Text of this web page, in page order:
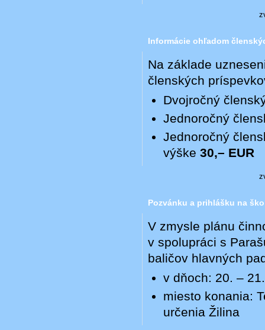
Informácie ohľadom
Na základe
členských
Dvojročný
Jednoročný
Jednoročný
výške 30,– EUR
Pozvánku a prihlášku na
V zmysle plánu
v spolupráci s
baličov hlavných
v dňoch: 20. –
miesto konania:
určenia Žilina